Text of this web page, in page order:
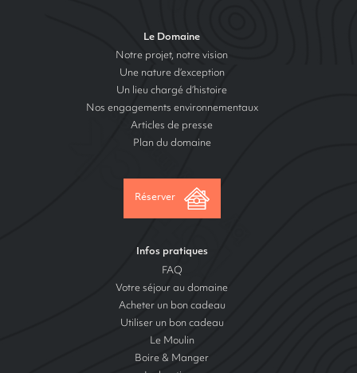
Le Domaine
Notre projet, notre vision
Une nature d’exception
Un lieu chargé d’histoire
Nos engagements environnementaux
Articles de presse
Plan du domaine
Réserver
Infos pratiques
FAQ
Votre séjour au domaine
Acheter un bon cadeau
Utiliser un bon cadeau
Le Moulin
Boire & Manger